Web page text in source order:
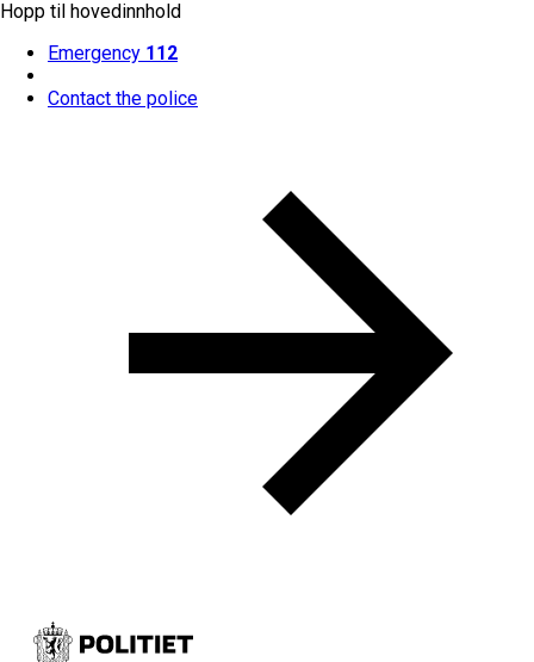
Hopp til hovedinnhold
Emergency 112
Contact the police